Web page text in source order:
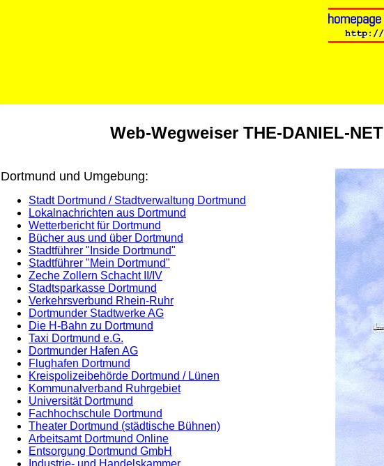
Web-Wegweiser THE-DANIEL-NET
Dortmund und Umgebung:
Stadt Dortmund / Stadtverwaltung Dortmund
Lokalnachrichten aus Dortmund
Wetterbericht für Dortmund
Bücher aus und über Dortmund
Stadtführer "Inside Dortmund"
Stadtführer "Mein Dortmund"
Zeche Zollern Schacht II/IV
Stadtsparkasse Dortmund
Verkehrsverbund Rhein-Ruhr
Dortmunder Stadtwerke AG
Die H-Bahn zu Dortmund
Taxi Dortmund e.G.
Dortmunder Hafen AG
Flughafen Dortmund
Kreispolizeibehörde Dortmund / Lünen
Kommunalverband Ruhrgebiet
Universität Dortmund
Fachhochschule Dortmund
Theater Dortmund (städtische Bühnen)
Arbeitsamt Dortmund Online
Entsorgung Dortmund GmbH
Industrie- und Handelskammer